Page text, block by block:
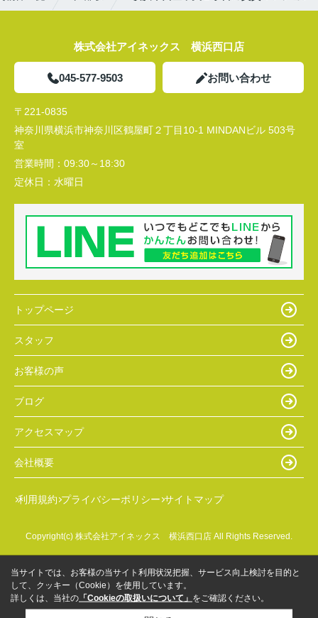
株式会社アイネックス 横浜西口店
045-577-9503 お問い合わせ
〒221-0835
神奈川県横浜市神奈川区鶴屋町２丁目10-1 MINDANビル 503号
室
営業時間： 09:30～18:30
定休日： 水曜日
トップページ
スタッフ
お客様の声
ブログ
アクセスマップ
会社概要
利用規約 プライバシーポリシー サイトマップ
Copyright(c) 株式会社アイネックス 横浜西口店 All Rights Reserved.
当サイトでは、お客様の当サイト利用状況把握、サービス向上検討を目的と
して、クッキー（Cookie）を使用しています。
詳しくは、当社の 「Cookieの取扱いについて」 をご確認ください。